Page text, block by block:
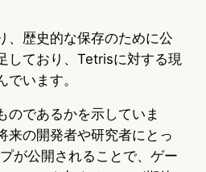
、歴史的な保存のために公
しており、Tetrisに対する現
います。
のであるかを示していま
来の開発者や研究者にとっ
が公開されることで、ゲー